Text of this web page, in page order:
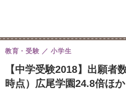
【中学受験2018】出願者
時点）広尾学園24.8倍ほ
教育・受験 小学生